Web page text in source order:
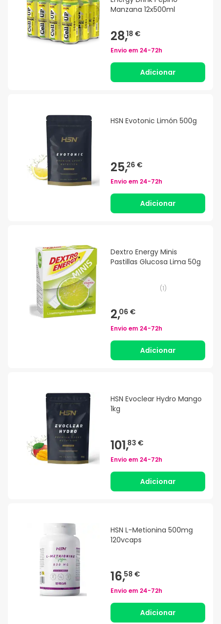
Manzana 12x500ml
28,18 €
Envio em 24-72h
Adicionar
HSN Evotonic Limón 500g
25,26 €
Envio em 24-72h
Adicionar
Dextro Energy Minis
Pastillas Glucosa Lima 50g
(1)
2,06 €
Envio em 24-72h
Adicionar
HSN Evoclear Hydro Mango
1kg
101,83 €
Envio em 24-72h
Adicionar
HSN L-Metionina 500mg
120vcaps
16,58 €
Envio em 24-72h
Adicionar